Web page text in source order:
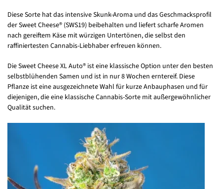
Diese Sorte hat das intensive Skunk-Aroma und das Geschmacksprofil
der Sweet Cheese® (SWS19) beibehalten und liefert scharfe Aromen
nach gereiftem Käse mit würzigen Untertönen, die selbst den
raffiniertesten Cannabis-Liebhaber erfreuen können.
Die Sweet Cheese XL Auto® ist eine klassische Option unter den besten
selbstblühenden Samen und ist in nur 8 Wochen erntereif. Diese
Pflanze ist eine ausgezeichnete Wahl für kurze Anbauphasen und für
diejenigen, die eine klassische Cannabis-Sorte mit außergewöhnlicher
Qualität suchen.